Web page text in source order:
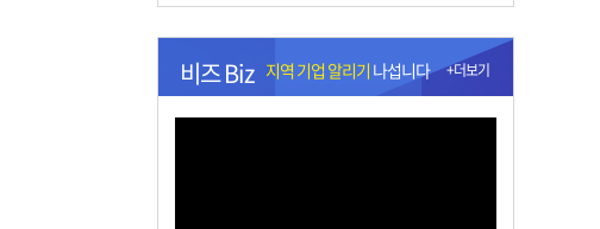
비즈 Biz 지역 기업 알리기 나섭니다 +더보기